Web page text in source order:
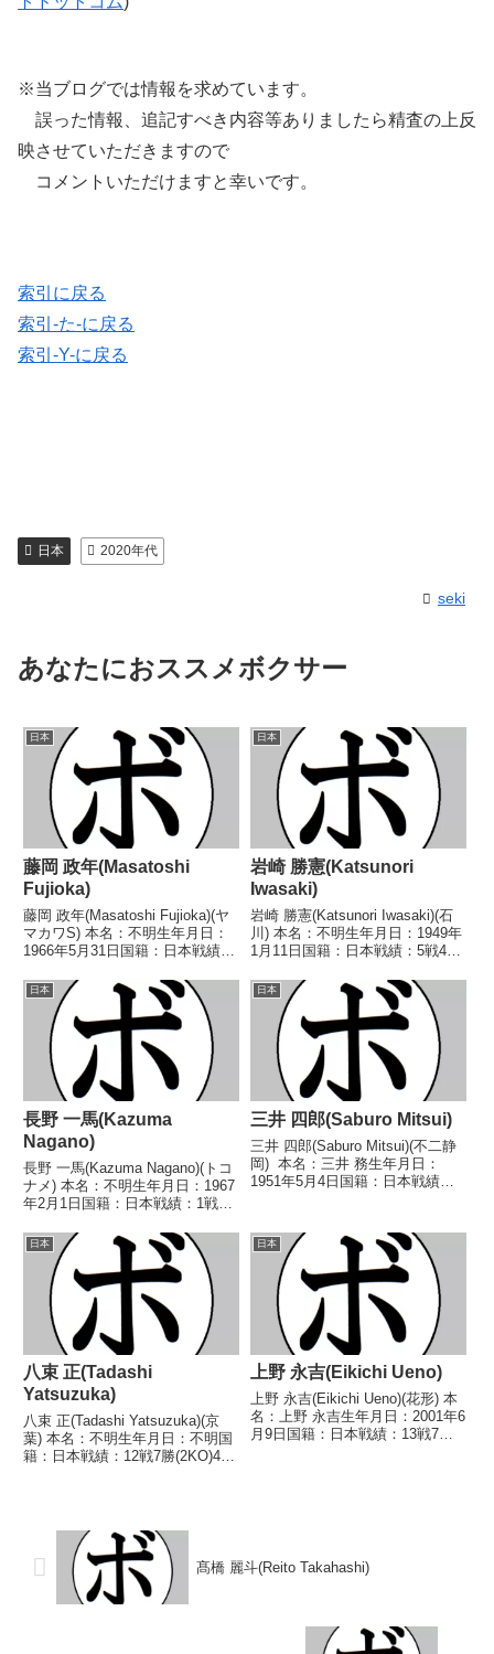
※当ブログでは情報を求めています。
誤った情報、追記すべき内容等ありましたら精査の上反
映させていただきますので
コメントいただけますと幸いです。
索引に戻る
索引-た-に戻る
索引-Y-に戻る
日本 2020年代
seki
あなたにおススメボクサー
日本
藤岡 政年(Masatoshi
Fujioka)
藤岡 政年(Masatoshi Fujioka)(ヤ
マカワS) 本名：不明生年月日：
1966年5月31日国籍：日本戦績：
ル】なし 【戦歴】1992/05/17
○3RKO 奥浜 崇(中内)1992/11/...
日本
岩崎 勝憲(Katsunori
Iwasaki)
岩崎 勝憲(Katsunori Iwasaki)(石
川) 本名：不明生年月日：1949年
1月11日国籍：日本戦績：5戦4勝
し 【戦歴】1968/08/08 ○4R判
定 (採点不明) 土佐 一弘(三
迫)196...
日本
長野 一馬(Kazuma
Nagano)
長野 一馬(Kazuma Nagano)(トコ
ナメ) 本名：不明生年月日：1967
年2月1日国籍：日本戦績：1戦1
歴】1993/02/28 ○4R判定 (採点
不明) 岡部 泰幸(中日) 【補足情
報】・大分県玖珠...
日本
三井 四郎(Saburo Mitsui)
三井 四郎(Saburo Mitsui)(不二静
岡) 本名：三井 務生年月日：
1951年5月4日国籍：日本戦績：8
判定 (採点不明) 中藤 一三四(池
田)197...
日本
八束 正(Tadashi
Yatsuzuka)
八束 正(Tadashi Yatsuzuka)(京
葉) 本名：不明生年月日：不明国
籍：日本戦績：12戦7勝(2KO)4敗
日本
上野 永吉(Eikichi Ueno)
上野 永吉(Eikichi Ueno)(花形) 本
名：上野 永吉生年月日：2001年6
月9日国籍：日本戦績：13戦7勝
髙橋 麗斗(Reito Takahashi)